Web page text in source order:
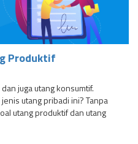
Produktif
juga utang konsumtif.
utang pribadi ini? Tanpa
utang produktif dan utang